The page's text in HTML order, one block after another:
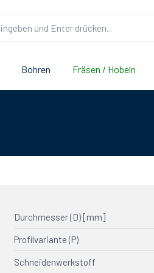
Bohren Fräsen / Hobeln
Durchmesser (D) [mm]
Profilvariante (P)
Schneidenwerkstoff